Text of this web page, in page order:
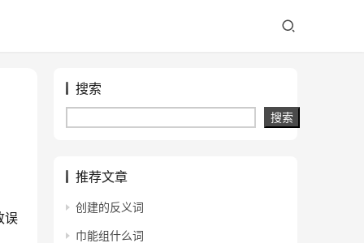
误
搜索
搜索
推荐文章
创建的反义词
巾能组什么词